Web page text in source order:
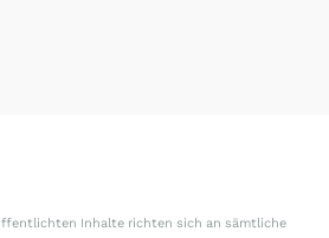
Inhalte richten sich an sämtliche